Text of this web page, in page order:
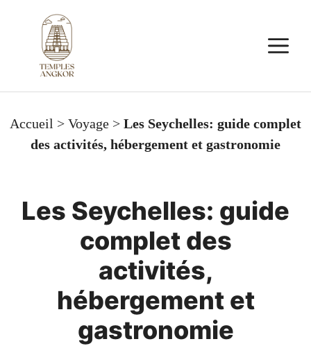
contenu
Accueil > Voyage > Les Seychelles: guide complet
des activités, hébergement et gastronomie
Les Seychelles: guide
complet des
activités,
hébergement et
gastronomie